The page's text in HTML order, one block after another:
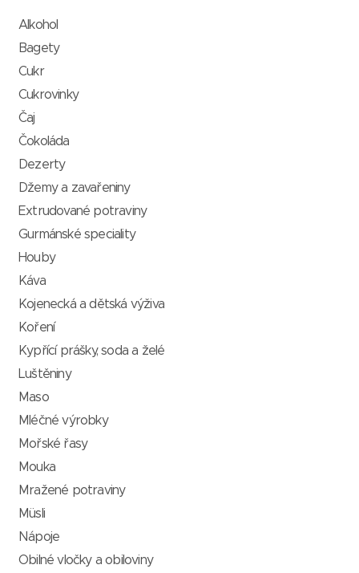
Alkohol
Bagety
Cukr
Cukrovinky
Čaj
Čokoláda
Dezerty
Džemy a zavařeniny
Extrudované potraviny
Gurmánské speciality
Houby
Káva
Kojenecká a dětská výživa
Koření
Kypřící prášky, soda a želé
Luštěniny
Maso
Mléčné výrobky
Mořské řasy
Mouka
Mražené potraviny
Müsli
Nápoje
Obilné vločky a obiloviny